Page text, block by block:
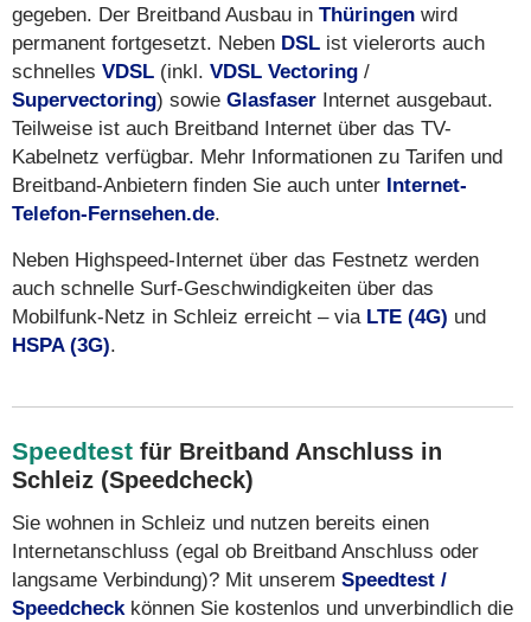
gegeben. Der Breitband Ausbau in Thüringen wird
permanent fortgesetzt. Neben DSL ist vielerorts auch
schnelles VDSL (inkl. VDSL Vectoring /
Supervectoring) sowie Glasfaser Internet ausgebaut.
Teilweise ist auch Breitband Internet über das TV-
Kabelnetz verfügbar. Mehr Informationen zu Tarifen und
Breitband-Anbietern finden Sie auch unter Internet-
Telefon-Fernsehen.de.
Neben Highspeed-Internet über das Festnetz werden
auch schnelle Surf-Geschwindigkeiten über das
Mobilfunk-Netz in Schleiz erreicht – via LTE (4G) und
HSPA (3G).
Speedtest für Breitband Anschluss in
Schleiz (Speedcheck)
Sie wohnen in Schleiz und nutzen bereits einen
Internetanschluss (egal ob Breitband Anschluss oder
langsame Verbindung)? Mit unserem Speedtest /
Speedcheck können Sie kostenlos und unverbindlich die